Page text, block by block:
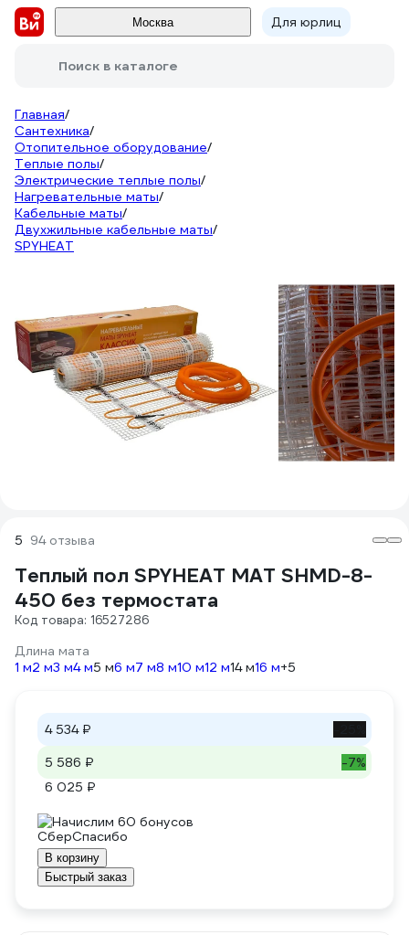
Москва Для юрлиц
Поиск в каталоге
Главная/
Сантехника/
Отопительное оборудование/
Теплые полы/
Электрические теплые полы/
Нагревательные маты/
Кабельные маты/
Двухжильные кабельные маты/
SPYHEAT
5 94 отзыва
Теплый пол SPYHEAT МАТ SHMD-8-
450 без термостата
Код товара: 16527286
Длина мата
1 м2 м3 м4 м5 м6 м7 м8 м10 м12 м14 м16 м+5
4 534 ₽
5 586 ₽
-7%
6 025 ₽
Начислим 60 бонусов
В корзину
Быстрый заказ